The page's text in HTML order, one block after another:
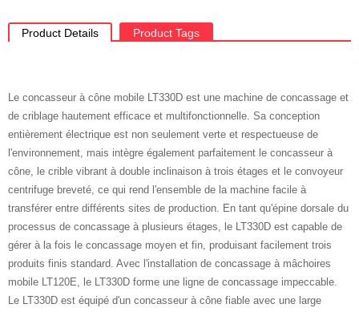
Product Details Product Tags
Le concasseur à cône mobile LT330D est une machine de concassage et
de criblage hautement efficace et multifonctionnelle. Sa conception
entièrement électrique est non seulement verte et respectueuse de
l'environnement, mais intègre également parfaitement le concasseur à
cône, le crible vibrant à double inclinaison à trois étages et le convoyeur
centrifuge breveté, ce qui rend l'ensemble de la machine facile à
transférer entre différents sites de production. En tant qu'épine dorsale du
processus de concassage à plusieurs étages, le LT330D est capable de
gérer à la fois le concassage moyen et fin, produisant facilement trois
produits finis standard. Avec l'installation de concassage à mâchoires
mobile LT120E, le LT330D forme une ligne de concassage impeccable.
Le LT330D est équipé d'un concasseur à cône fiable avec une large